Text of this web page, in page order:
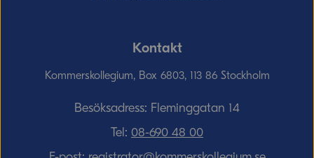
Kontakt
Kommerskollegium, Box 6803, 113 86 Stockholm
Besöksadress: Fleminggatan 14
Tel: 08-690­ 48­ 00